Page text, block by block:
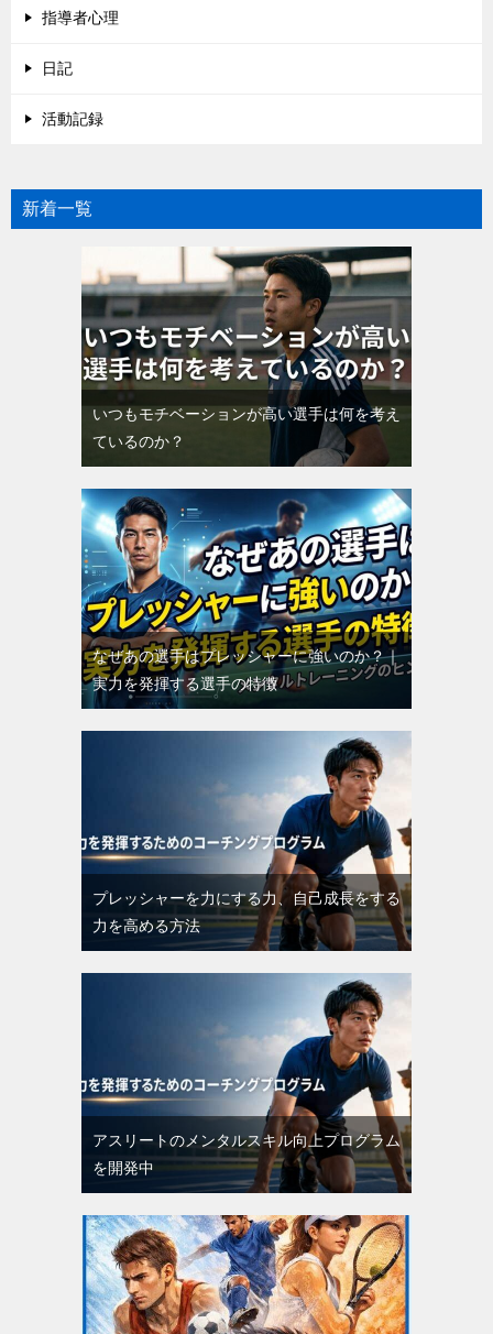
指導者心理
日記
活動記録
新着一覧
いつもモチベーションが高い選手は何を考え
ているのか？
なぜあの選手はプレッシャーに強いのか？｜
実力を発揮する選手の特徴
プレッシャーを力にする力、自己成長をする
力を高める方法
アスリートのメンタルスキル向上プログラム
を開発中